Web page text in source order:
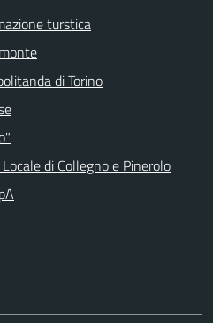
turstica
di Torino
di Collegno e Pinerolo